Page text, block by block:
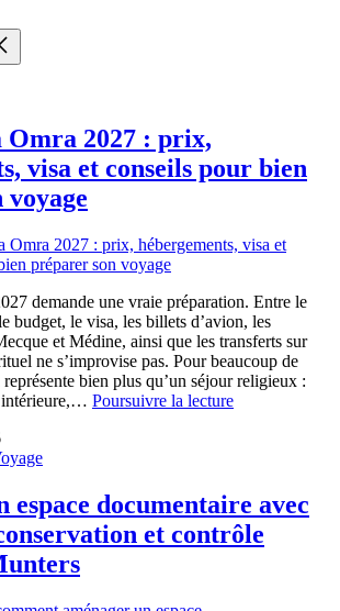
Omra 2027 : prix,
visa et conseils pour bien
demande une vraie préparation. Entre le
budget, le visa, les billets d’avion, les
et Médine, ainsi que les transferts sur
ne s’improvise pas. Pour beaucoup de
bien plus qu’un séjour religieux :
intérieure,… Poursuivre la lectureOrganiser
prix,
hébergements,
visa
espace documentaire avec
et contrôle